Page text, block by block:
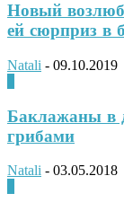
Новый
ей сюрприз в
Natali - 09.10.2019
Баклажаны в
грибами
Natali - 03.05.2018